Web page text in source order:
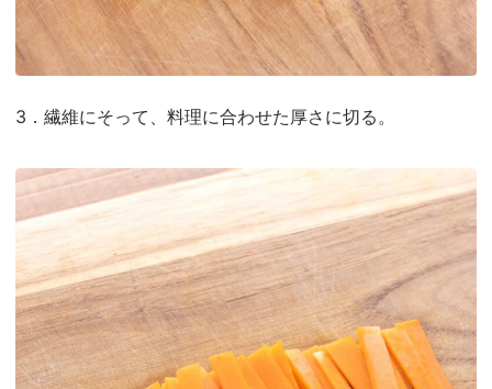
3．繊維にそって、料理に合わせた厚さに切る。